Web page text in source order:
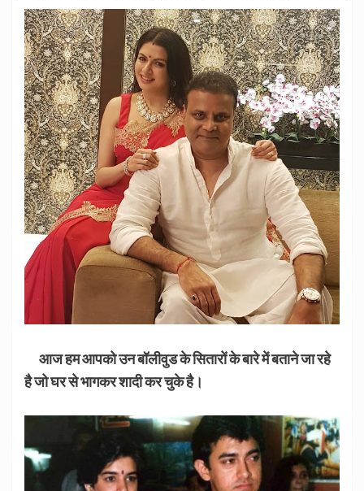
आज हम आपको उन बॉलीवुड के सितारों के बारे में बताने जा रहे
है जो घर से भागकर शादी कर चुके है।